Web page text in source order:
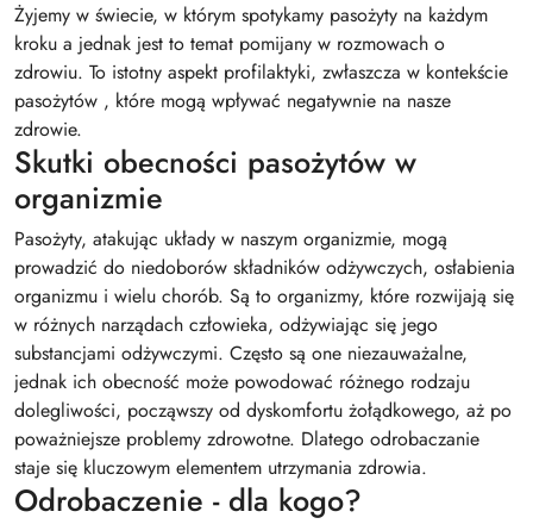
Żyjemy w świecie, w którym spotykamy pasożyty na każdym
kroku a jednak jest to temat pomijany w rozmowach o
zdrowiu. To istotny aspekt profilaktyki, zwłaszcza w kontekście
pasożytów , które mogą wpływać negatywnie na nasze
zdrowie.
Skutki obecności pasożytów w
organizmie
Pasożyty, atakując układy w naszym organizmie, mogą
prowadzić do niedoborów składników odżywczych, osłabienia
organizmu i wielu chorób. Są to organizmy, które rozwijają się
w różnych narządach człowieka, odżywiając się jego
substancjami odżywczymi. Często są one niezauważalne,
jednak ich obecność może powodować różnego rodzaju
dolegliwości, począwszy od dyskomfortu żołądkowego, aż po
poważniejsze problemy zdrowotne. Dlatego odrobaczanie
staje się kluczowym elementem utrzymania zdrowia.
Odrobaczenie - dla kogo?